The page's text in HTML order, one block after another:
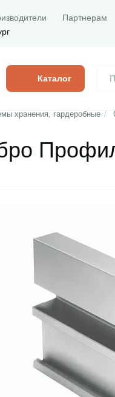
Партнерам
Каталог
хранения, гардеробные /